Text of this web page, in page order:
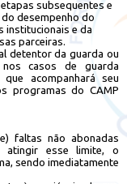
subsequentes e
desempenho do
institucionais e da
parceiras.
detentor da guarda ou
casos de guarda
acompanhará seu
programas do CAMP
faltas não abonadas
atingir esse limite, o
sendo imediatamente